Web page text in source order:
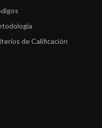
de Calificación